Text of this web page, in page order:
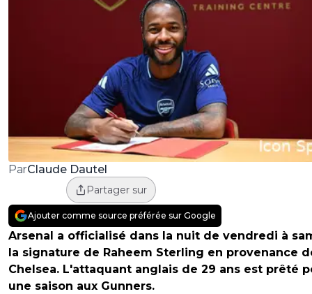
ParClaude Dautel
Partager sur
Ajouter comme source préférée sur Google
Arsenal a officialisé dans la nuit de vendredi à
la signature de Raheem Sterling en provenance
Chelsea. L'attaquant anglais de 29 ans est prêté
une saison aux Gunners.